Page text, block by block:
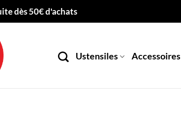
dès 50€ d'achats
Ustensiles Accessoires